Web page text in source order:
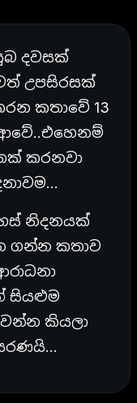
දවසක්
උපසිරසක්
කතාවේ 13
කරනවා
නිදනයක්
ගන්න කතාව
සියළුම
කියලා